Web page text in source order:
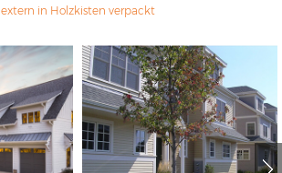
extern in Holzkisten verpackt